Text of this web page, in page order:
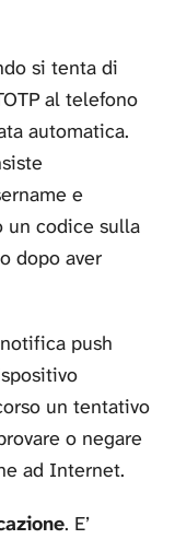
si tenta di
al telefono
automatica.
e
un codice sulla
dopo aver
push
un tentativo
o negare
ad Internet.
. E’